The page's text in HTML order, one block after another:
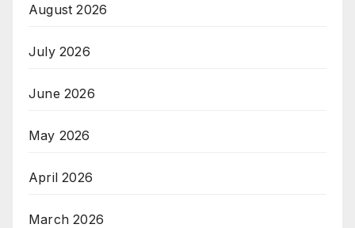
August 2026
July 2026
June 2026
May 2026
April 2026
March 2026